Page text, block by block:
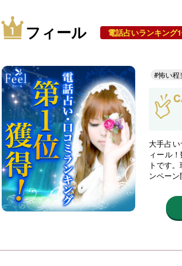
フィール 電話占いランキング
#怖い程
大手占
ィール
トです
ンペーン